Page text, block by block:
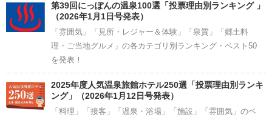
第39回にっぽんの温泉100選「投票理由別ランキング 」
（2026年1月1日号発表）
「雰囲気」「見所・レジャー＆体験」「泉質」「郷土料
理・ご当地グルメ」の各カテゴリ別ランキング・ベスト50
を発表！
2025年度人気温泉旅館ホテル250選「投票理由別ランキ
ング」（2026年1月12日号発表）
「料理」「接客」「温泉・浴場」「施設」「雰囲気」のベ